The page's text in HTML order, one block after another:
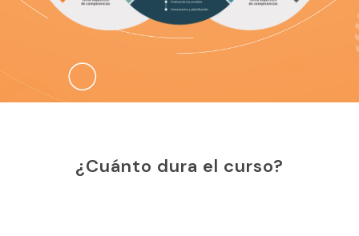
¿Cuánto dura el curso?